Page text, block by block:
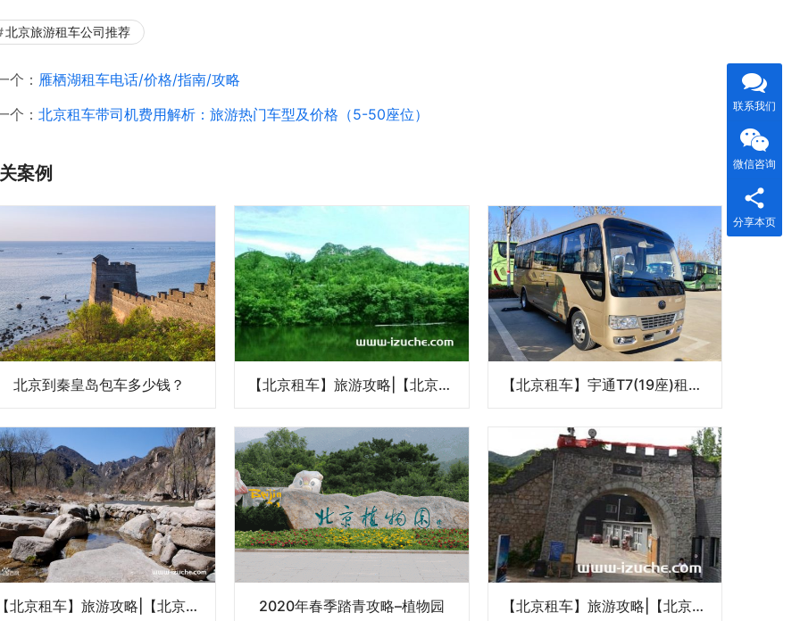
北京旅游租车公司推荐
个： 雁栖湖租车电话/价格/指南/攻略
个： 北京租车带司机费用解析：旅游热门车型及价格（5-50座位）
案例
北京到秦皇岛包车多少钱？ 【北京租车】旅游攻略|【北京租车】去九谷口价格费用 【北京租车】宇通T7(19座)租车价格/介绍/详情
【北京租车】旅游攻略|【北京租车】去神堂峪价格费用 2020年春季踏青攻略–植物园 【北京租车】旅游攻略|【北京租车】去九谷口多少钱？
联系我们
微信咨询
分享本页